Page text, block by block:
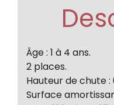
Âge : 1 à 4 ans.
2 places.
Hauteur de chute :
Surface